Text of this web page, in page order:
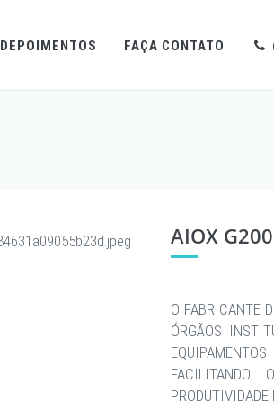
DEPOIMENTOS FAÇA CONTATO
AIOX
O FABRICANTE
ÓRGÃOS
FACILITANDO
PRODUTIVIDADE